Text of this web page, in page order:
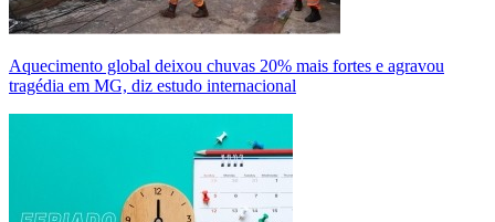
Aquecimento global deixou chuvas 20% mais fortes e agravou
tragédia em MG, diz estudo internacional